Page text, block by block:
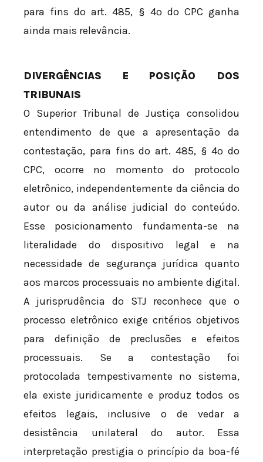
para fins do art. 485, § 4º do CPC ganha
ainda mais relevância.
DIVERGÊNCIAS E POSIÇÃO DOS
TRIBUNAIS
O Superior Tribunal de Justiça consolidou
entendimento de que a apresentação da
contestação, para fins do art. 485, § 4º do
CPC, ocorre no momento do protocolo
eletrônico, independentemente da ciência do
autor ou da análise judicial do conteúdo.
Esse posicionamento fundamenta-se na
literalidade do dispositivo legal e na
necessidade de segurança jurídica quanto
aos marcos processuais no ambiente digital.
A jurisprudência do STJ reconhece que o
processo eletrônico exige critérios objetivos
para definição de preclusões e efeitos
processuais. Se a contestação foi
protocolada tempestivamente no sistema,
ela existe juridicamente e produz todos os
efeitos legais, inclusive o de vedar a
desistência unilateral do autor. Essa
interpretação prestigia o princípio da boa-fé